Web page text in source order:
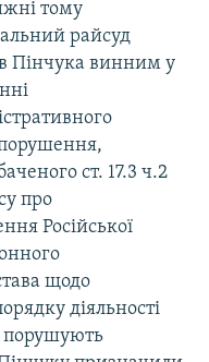
тому
райсуд
Пінчука винним у
ст. 17.3 ч.2
про
Російської
щодо
діяльності
порушують